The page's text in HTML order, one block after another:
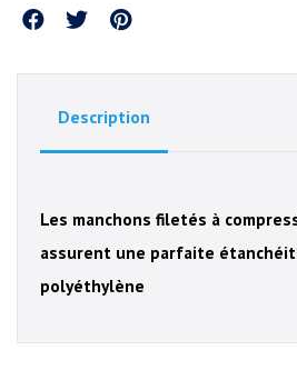
Partager
Description
Les manchons filetés à
assurent une parfaite
polyéthylène